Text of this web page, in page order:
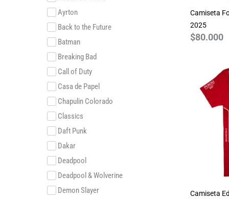
Ayrton
Back to the Future
Batman
Breaking Bad
Call of Duty
Casa de Papel
Chapulin Colorado
Classics
Daft Punk
Dakar
Deadpool
Deadpool & Wolverine
Demon Slayer
Camiseta
2025
$80.000
Camiseta